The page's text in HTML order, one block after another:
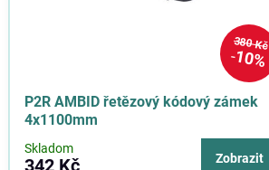
380 Kč
10%
P2R AMBID řetězový kódový zámek
4x1100mm
Skladom
342 Kč Zobrazit